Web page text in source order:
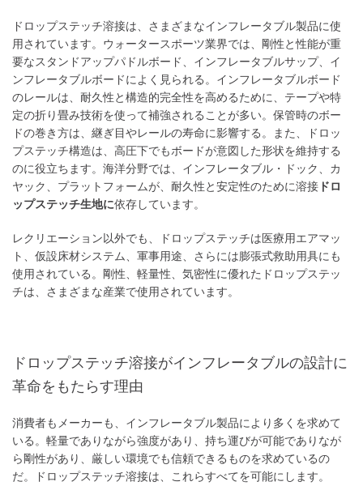
ドロップステッチ溶接は、さまざまなインフレータブル製品に使
用されています。ウォータースポーツ業界では、剛性と性能が重
要なスタンドアップパドルボード、インフレータブルサップ、イ
ンフレータブルボードによく見られる。インフレータブルボード
のレールは、耐久性と構造的完全性を高めるために、テープや特
定の折り畳み技術を使って補強されることが多い。保管時のボー
ドの巻き方は、継ぎ目やレールの寿命に影響する。また、ドロッ
プステッチ構造は、高圧下でもボードが意図した形状を維持する
のに役立ちます。海洋分野では、インフレータブル・ドック、カ
ヤック、プラットフォームが、耐久性と安定性のために溶接 ドロ
ップステッチ生地に依存しています。
レクリエーション以外でも、ドロップステッチは医療用エアマッ
ト、仮設床材システム、軍事用途、さらには膨張式救助用具にも
使用されている。剛性、軽量性、気密性に優れたドロップステッ
チは、さまざまな産業で使用されています。
ドロップステッチ溶接がインフレータブルの設計に
革命をもたらす理由
消費者もメーカーも、インフレータブル製品により多くを求めて
いる。軽量でありながら強度があり、持ち運びが可能でありなが
ら剛性があり、厳しい環境でも信頼できるものを求めているの
だ。ドロップステッチ溶接は、これらすべてを可能にします。